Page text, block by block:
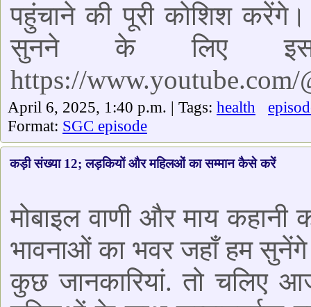
पहुंचाने की पूरी कोशिश
सुनने के लिए
https://www.youtube.com/
April 6, 2025, 1:40 p.m. | Tags: health
Format: SGC episode
कड़ी संख्या 12; लड़कियों और महिलओं का सम्मान कैसे करें
मोबाइल वाणी और माय
भावनाओं का भवर जहाँ हम
कुछ जानकारियां. तो चलिए